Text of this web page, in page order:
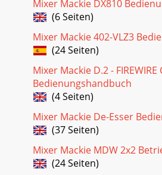
Seite 18 - Имя и пиктограмма
Mackie DL1608. Краткое
Limiter (компрессор /
выходного компрессора / лимитера
функциониру
Seite 19 - Окно Channel
26 Mackie DL1608. Краткое
навигацииВведениеКак и мастер-
навигации присутствует во всех
горизон
Seite 20
Mixer Mackie DX810
(6 Seiten)
Mixer Mackie 402-VLZ3
(24 Seiten)
Mixer Mackie D.2 - FIREWIRE
Bedienungshandbuch
(4 Seiten)
Mixer Mackie De-Esser
(37 Seiten)
Mixer Mackie MDW 2x2
(24 Seiten)